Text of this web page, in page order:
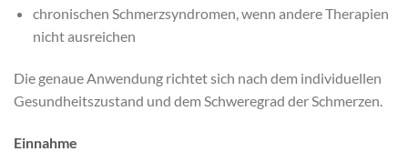
chronischen Schmerzsyndromen, wenn andere Therapien
nicht ausreichen
Die genaue Anwendung richtet sich nach dem individuellen
Gesundheitszustand und dem Schweregrad der Schmerzen.
Einnahme